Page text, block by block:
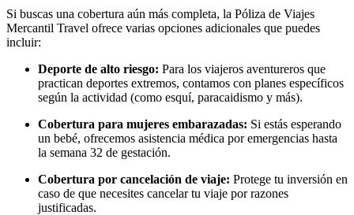
Si buscas una cobertura aún más completa, la Póliza de Viajes
Mercantil Travel ofrece varias opciones adicionales que puedes
incluir:
Deporte de alto riesgo: Para los viajeros aventureros que
practican deportes extremos, contamos con planes específicos
según la actividad (como esquí, paracaidismo y más).
Cobertura para mujeres embarazadas: Si estás esperando
un bebé, ofrecemos asistencia médica por emergencias hasta
la semana 32 de gestación.
Cobertura por cancelación de viaje: Protege tu inversión en
caso de que necesites cancelar tu viaje por razones
justificadas.